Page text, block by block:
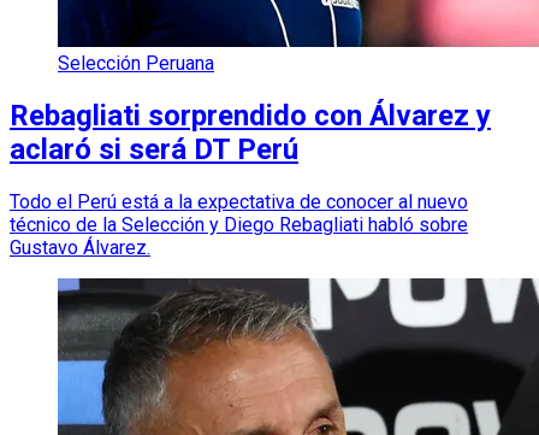
Selección Peruana
Rebagliati sorprendido con Álvarez y
aclaró si será DT Perú
Todo el Perú está a la expectativa de conocer al nuevo
técnico de la Selección y Diego Rebagliati habló sobre
Gustavo Álvarez.